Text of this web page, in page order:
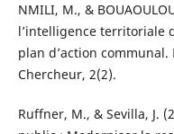
NMILI, M., &
l’intelligence territoriale
plan d’action
Chercheur, 2(2).
Ruffner, M., & Sevilla, J.